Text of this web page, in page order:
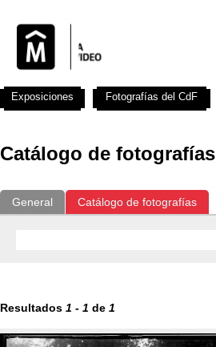
Catálogo de fotografías
General Catálogo de fotografías
Resultados 1 - 1 de 1
Exposiciones Fotografías del CdF